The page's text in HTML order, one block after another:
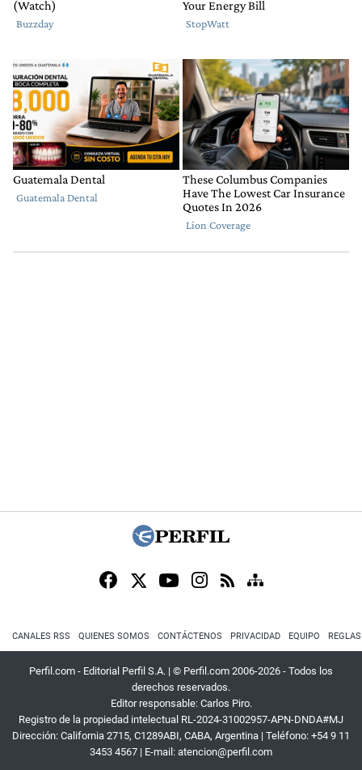
CANALES RSS QUIENES SOMOS CONTÁCTENOS PRIVACIDAD EQUIPO
Perfil.com - Editorial Perfil S.A. | © Perfil.com 2006-2026 - Todos los
derechos reservados.
Editor responsable: Carlos Piro.
Registro de la propiedad intelectual RL-2024-31002957-APN-DNDA#MJ
Dirección: California 2715, C1289ABI, CABA, Argentina | Teléfono: +54 9 11
3453 4567 | E-mail: atencion@perfil.com